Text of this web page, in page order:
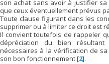
son achat sans avoir à justifier
que ceux éventuellement prévus
Toute clause figurant dans les
supprimer ou à limiter ce droit est
Il convient toutefois de rappeler
dépréciation du bien résultant
nécessaires à la vérification de
son bon fonctionnement[2].